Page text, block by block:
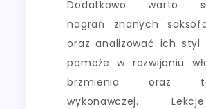
Dodatkowo warto
nagrań znanych
oraz analizować ich styl
pomoże w rozwijaniu
brzmienia oraz
wykonawczej.